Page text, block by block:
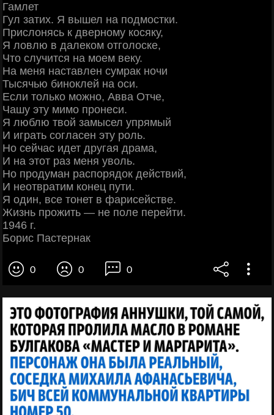
Гамлет
Гул затих. Я вышел на подмостки.
Прислонясь к дверному косяку,
Я ловлю в далеком отголоске,
Что случится на моем веку.
На меня наставлен сумрак ночи
Тысячью биноклей на оси.
Если только можно, Авва Отче,
Чашу эту мимо пронеси.
Я люблю твой замысел упрямый
И играть согласен эту роль.
Но сейчас идет другая драма,
И на этот раз меня уволь.
Но продуман распорядок действий,
И неотвратим конец пути.
Я один, все тонет в фарисействе.
Жизнь прожить — не поле перейти.
1946 г.
Борис Пастернак
0 0 0